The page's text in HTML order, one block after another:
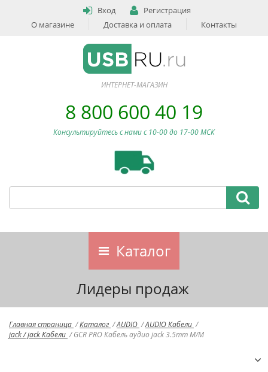
Вход
Регистрация
О магазине
Доставка и оплата Контакты
ИНТЕРНЕТ-МАГАЗИН
8 800 600 40 19
Консультируйтесь с нами c 10-00 до 17-00 МСК
Каталог
Лидеры продаж
Главная страница /Каталог /AUDIO /AUDIO Кабели /
jack / jack Кабели / GCR PRO Кабель аудио jack 3.5mm M/M